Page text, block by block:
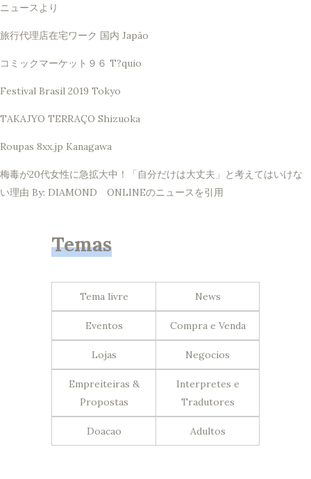
ニュースより
旅行代理店在宅ワーク 国内 Japão
コミックマーケット９６ T?quio
Festival Brasil 2019 Tokyo
TAKAJYO TERRAÇO Shizuoka
Roupas 8xx.jp Kanagawa
梅毒が20代女性に急拡大中！「自分だけは大丈夫」と考えてはいけな
い理由 By: DIAMOND ONLINEのニュースを引用
Temas
Tema livre News
Eventos Compra e Venda
Lojas Negocios
Empreiteiras &
Propostas
Interpretes e
Tradutores
Doacao Adultos